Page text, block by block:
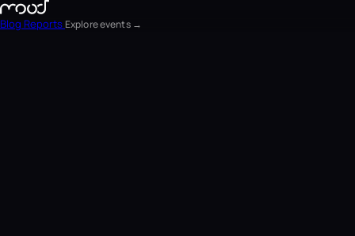
Blog Reports Explore events →